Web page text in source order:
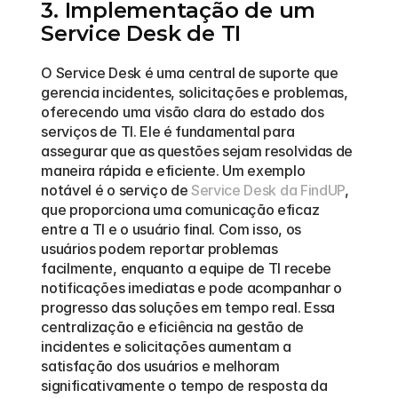
3. Implementação de um
Service Desk de TI
O Service Desk é uma central de suporte que
gerencia incidentes, solicitações e problemas,
oferecendo uma visão clara do estado dos
serviços de TI. Ele é fundamental para
assegurar que as questões sejam resolvidas de
maneira rápida e eficiente. Um exemplo
notável é o serviço de Service Desk da FindUP,
que proporciona uma comunicação eficaz
entre a TI e o usuário final. Com isso, os
usuários podem reportar problemas
facilmente, enquanto a equipe de TI recebe
notificações imediatas e pode acompanhar o
progresso das soluções em tempo real. Essa
centralização e eficiência na gestão de
incidentes e solicitações aumentam a
satisfação dos usuários e melhoram
significativamente o tempo de resposta da